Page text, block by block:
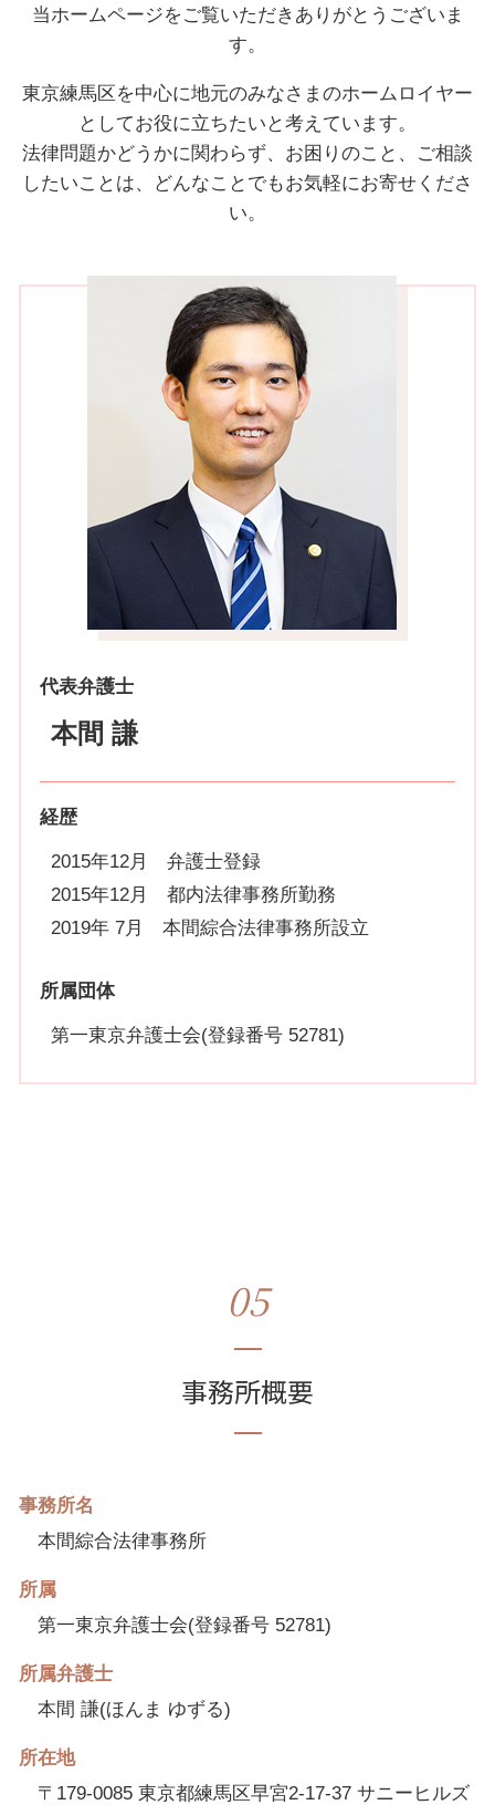
当ホームページをご覧いただきありがとうございま
す。
東京練馬区を中心に地元のみなさまのホームロイヤー
としてお役に立ちたいと考えています。
法律問題かどうかに関わらず、お困りのこと、ご相談
したいことは、どんなことでもお気軽にお寄せくださ
い。
代表弁護士
本間 謙
経歴
2015年12月 弁護士登録
2015年12月 都内法律事務所勤務
2019年 7月 本間綜合法律事務所設立
所属団体
第一東京弁護士会(登録番号 52781)
05
事務所概要
事務所名
本間綜合法律事務所
所属
第一東京弁護士会(登録番号 52781)
所属弁護士
本間 謙(ほんま ゆずる)
所在地
〒179-0085 東京都練馬区早宮2-17-37 サニーヒルズ